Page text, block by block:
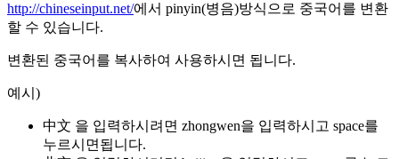
http://chineseinput.net/에서 pinyin(병음)방식으로 중국어를 변환
할 수 있습니다.
변환된 중국어를 복사하여 사용하시면 됩니다.
예시)
中文 을 입력하시려면 zhongwen을 입력하시고 space를
누르시면됩니다.